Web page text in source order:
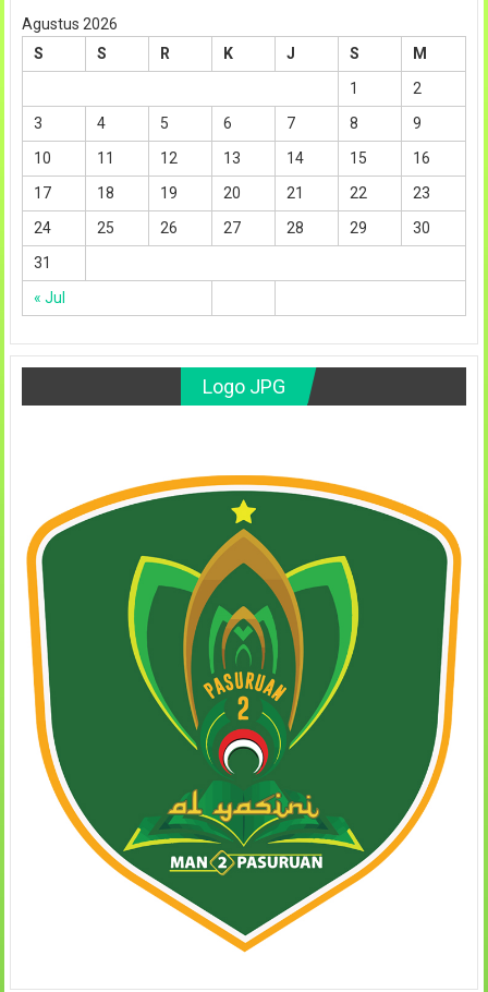
Agustus 2026
S
S R K J S M
« Jul
1
2
3
4 5 6 7 8
9
10
11 12 13 14 15
16
17
18 19 20 21 22
23
24
25 26 27 28 29
30
31
Logo JPG